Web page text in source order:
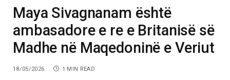
Maya Sivagnanam është
ambasadore e re e Britanisë së
Madhe në Maqedoninë e Veriut
18/05/2026 1 MIN READ